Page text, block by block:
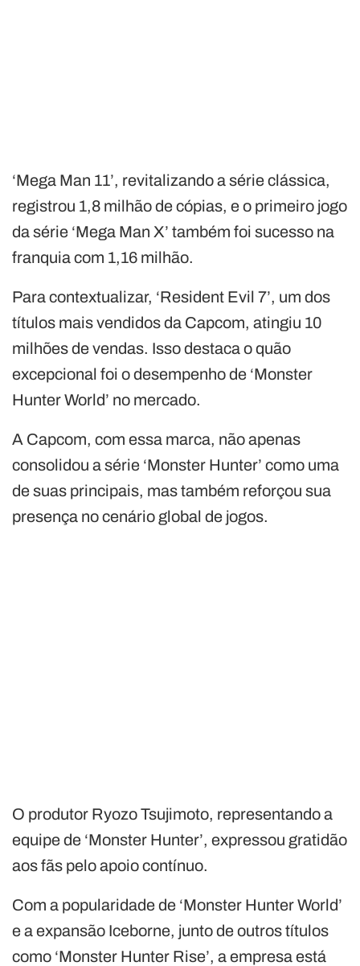
‘Mega Man 11’, revitalizando a série clássica,
registrou 1,8 milhão de cópias, e o primeiro jogo
da série ‘Mega Man X’ também foi sucesso na
franquia com 1,16 milhão.
Para contextualizar, ‘Resident Evil 7’, um dos
títulos mais vendidos da Capcom, atingiu 10
milhões de vendas. Isso destaca o quão
excepcional foi o desempenho de ‘Monster
Hunter World’ no mercado.
A Capcom, com essa marca, não apenas
consolidou a série ‘Monster Hunter’ como uma
de suas principais, mas também reforçou sua
presença no cenário global de jogos.
O produtor Ryozo Tsujimoto, representando a
equipe de ‘Monster Hunter’, expressou gratidão
aos fãs pelo apoio contínuo.
Com a popularidade de ‘Monster Hunter World’
e a expansão Iceborne, junto de outros títulos
como ‘Monster Hunter Rise’, a empresa está